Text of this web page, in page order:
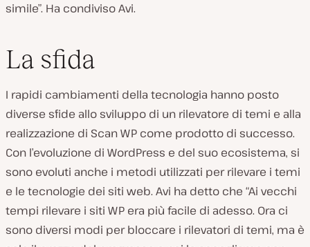
simile”. Ha condiviso Avi.
La sfida
I rapidi cambiamenti della tecnologia hanno posto
diverse sfide allo sviluppo di un rilevatore di temi e alla
realizzazione di Scan WP come prodotto di successo.
Con l’evoluzione di WordPress e del suo ecosistema, si
sono evoluti anche i metodi utilizzati per rilevare i temi
e le tecnologie dei siti web. Avi ha detto che “Ai vecchi
tempi rilevare i siti WP era più facile di adesso. Ora ci
sono diversi modi per bloccare i rilevatori di temi, ma è